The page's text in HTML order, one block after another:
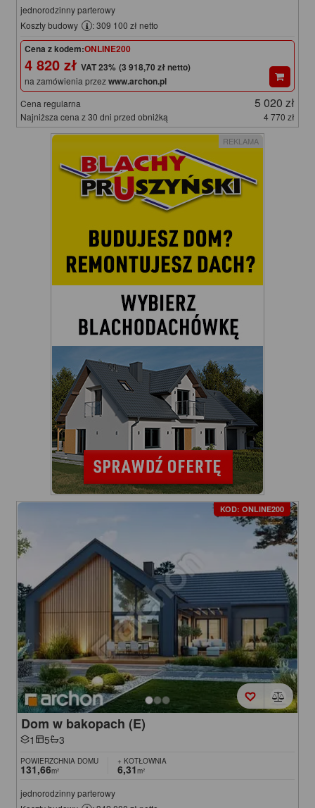
jednorodzinny parterowy
Koszty budowy
: 309 100 zł netto
Cena z kodem:ONLINE200
4 820 zł (3 918,70 zł netto)
na zamówienia przezwww.archon.pl
Cena regularna 5 020 zł
Najniższa cena z 30 dni przed obniżką 4 770 zł
REKLAMA
KOD: ONLINE200
Dom w bakopach (E)
1 5 3
POWIERZCHNIA DOMU
131,66m²
+ KOTŁOWNIA
6,31m²
jednorodzinny parterowy